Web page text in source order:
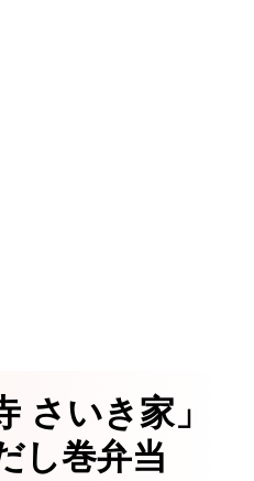
さいき家」
し巻弁当